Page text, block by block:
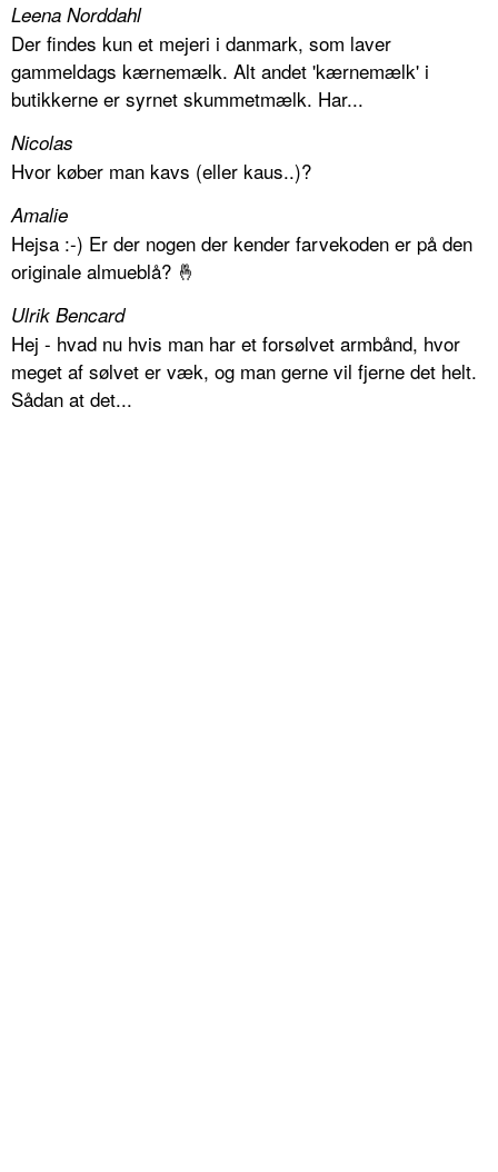
Leena Norddahl
Der findes kun et mejeri i danmark, som laver
gammeldags kærnemælk. Alt andet 'kærnemælk' i
butikkerne er syrnet skummetmælk. Har...
Nicolas
Hvor køber man kavs (eller kaus..)?
Amalie
Hejsa :-) Er der nogen der kender farvekoden er på den
originale almueblå? 🤞
Ulrik Bencard
Hej - hvad nu hvis man har et forsølvet armbånd, hvor
meget af sølvet er væk, og man gerne vil fjerne det helt.
Sådan at det...